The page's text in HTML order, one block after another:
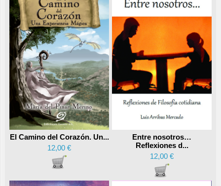
El Camino del Corazón. Un...
12,00 €
Entre nosotros…
Reflexiones d...
12,00 €